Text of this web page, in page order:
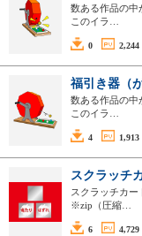
数ある作品の中
このイラ…
0 2,244
福引き器（
数ある作品の中
このイラ…
4 1,913
スクラッチ
スクラッチカー
※zip（圧縮…
6 4,729